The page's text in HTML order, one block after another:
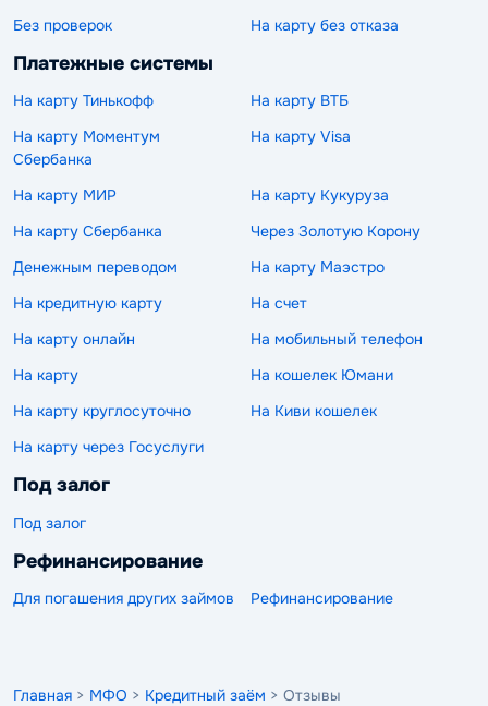
Без проверок
На карту без отказа
Платежные системы
На карту Тинькофф
На карту ВТБ
На карту Моментум
Сбербанка
На карту Visa
На карту МИР
На карту Кукуруза
На карту Сбербанка
Через Золотую Корону
Денежным переводом
На карту Маэстро
На кредитную карту
На счет
На карту онлайн
На мобильный телефон
На карту
На кошелек Юмани
На карту круглосуточно
На Киви кошелек
На карту через Госуслуги
Под залог
Под залог
Рефинансирование
Для погашения других займов Рефинансирование
Главная > МФО > Кредитный заём > Отзывы